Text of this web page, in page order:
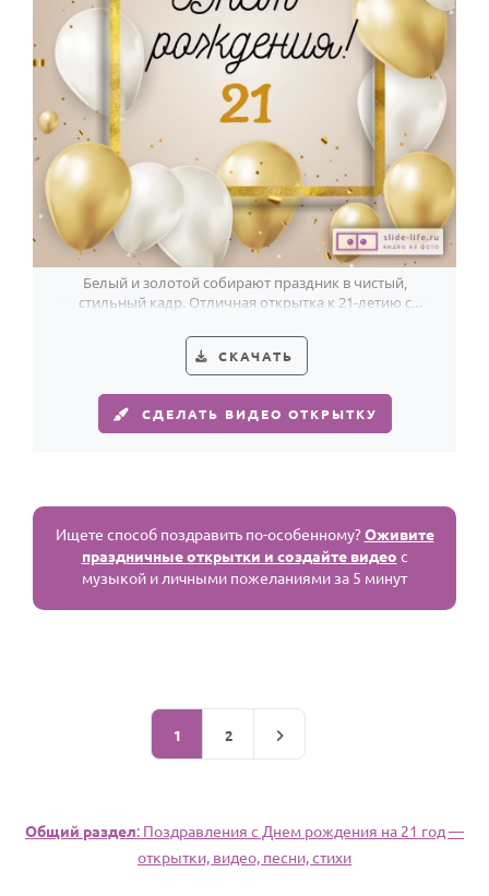
Белый и золотой собирают праздник в чистый,
стильный кадр. Отличная открытка к 21-летию с
СКАЧАТЬ
СДЕЛАТЬ ВИДЕО ОТКРЫТКУ
Ищете способ поздравить по-особенному?Оживите
праздничные открытки и создайте видео с
музыкой и личными пожеланиями за 5 минут
1 2
Общий раздел: Поздравления c Днем рождения на 21 год —
открытки, видео, песни, стихи